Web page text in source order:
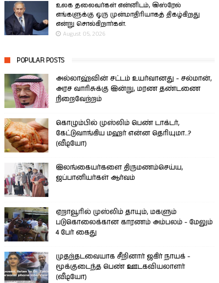
உலக தலைவர்கள் என்னிடம், இஸ்ரேல்
எங்களுக்கு ஒரு முன்மாதிரியாகத் திகழ்கிறது
என்று சொல்கிறார்கள்.
August 05, 2026
POPULAR POSTS
அல்லாஹ்வின் சட்டம் உயர்வானது - சல்மான்,
அரச வாரிசுக்கு இன்று, மரண தண்டணை
நிறைவேற்றம்
கொழும்பில் முஸ்லிம் பெண் டாக்டர்,
கேட்டுவாங்கிய மஹர் என்ன தெரியுமா..?
(வீடியோ)
இலங்கையர்களை திருமணம்செய்ய,
ஜப்பானியர்கள் ஆர்வம்
ஏறாவூரில் முஸ்லிம் தாயும், மகளும்
படுகொலைக்கான காரணம் அம்பலம் - மேலும்
4 பேர் கைது
முதற்தடவையாக சீறினார் ஜகிர் நாயக் -
மூக்குடைந்த பெண் ஊடகவியலாளர்
(வீடியோ)